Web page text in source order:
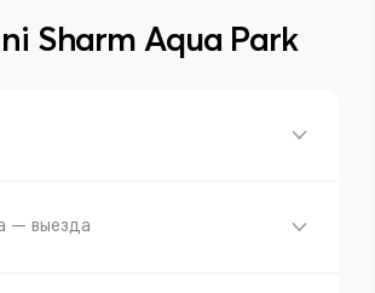
Sharm Aqua Park
— выезда